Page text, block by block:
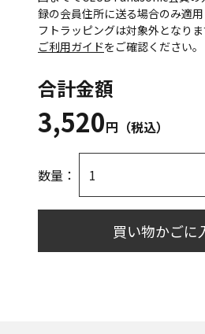
録の会員住所に送る場合のみ適
フトラッピングは対象外となり
ご利用ガイドをご確認ください。
合計金額
3,520円（税込）
数量：
買い物かごに